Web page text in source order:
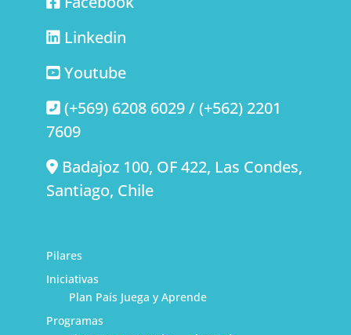
Linkedin
Youtube
(+569) 6208 6029 / (+562) 2201
7609
Badajoz 100, OF 422, Las Condes,
Santiago, Chile
Pilares
Iniciativas
Plan País Juega y Aprende
Programas